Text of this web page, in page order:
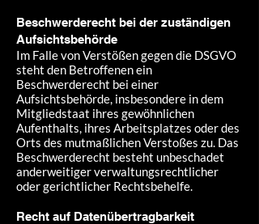
Beschwerde­recht bei der zuständigen
Aufsichts­behörde
Im Falle von Verstößen gegen die DSGVO
steht den Betroffenen ein
Beschwerderecht bei einer
Aufsichtsbehörde, insbesondere in dem
Mitgliedstaat ihres gewöhnlichen
Aufenthalts, ihres Arbeitsplatzes oder des
Orts des mutmaßlichen Verstoßes zu. Das
Beschwerderecht besteht unbeschadet
anderweitiger verwaltungsrechtlicher
oder gerichtlicher Rechtsbehelfe.
Recht auf Daten­übertrag­barkeit